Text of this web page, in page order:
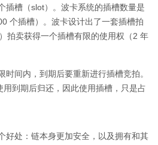
插槽（slot）。波卡系统的插槽数量是
个插槽）。波卡设计出了一套插槽拍
拍卖获得一个插槽有限的使用权（2 年
时间内，到期后要重新进行插槽竞拍。
到期后归还，因此使用插槽，只是占
好处：链本身更加安全，以及拥有和其